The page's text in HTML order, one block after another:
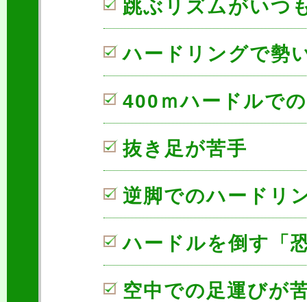
跳ぶリズムがいつ
ハードリングで勢
400ｍハードルで
抜き足が苦手
逆脚でのハードリ
ハードルを倒す「
空中での足運びが